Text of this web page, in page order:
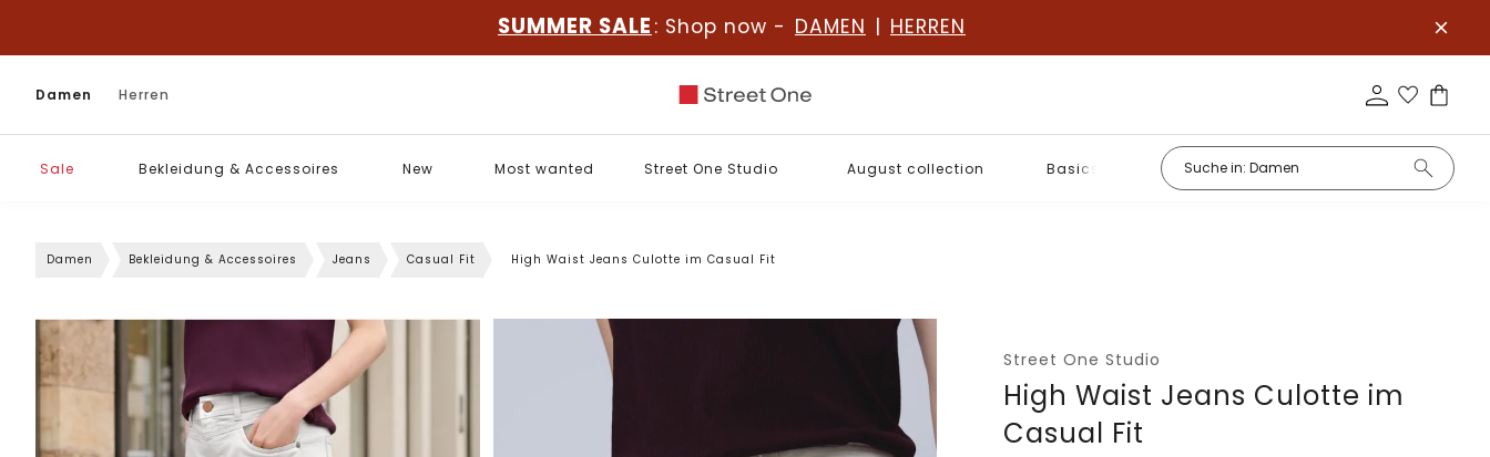
SUMMER SALE : Shop now - DAMEN | HERREN
Damen Herren
Sale Bekleidung & Accessoires New Most wanted Street One Studio August collection Basics
Damen Bekleidung & Accessoires Jeans Casual Fit High Waist Jeans Culotte im Casual Fit
Street One Studio
High Waist Jeans Culotte im
Casual Fit